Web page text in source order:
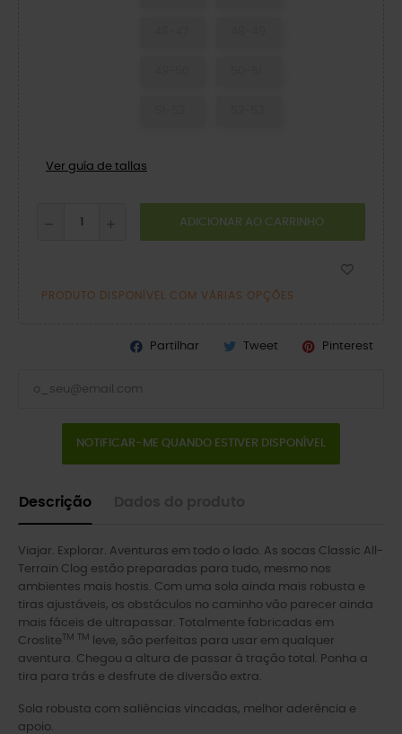
Ver guía de tallas
ADICIONAR AO CARRINHO
PRODUTO DISPONÍVEL COM VÁRIAS OPÇÕES
Partilhar Tweet Pinterest
NOTIFICAR-ME QUANDO ESTIVER DISPONÍVEL
Descrição
Viajar. Explorar. Aventuras em todo o lado. As socas Classic All-
Terrain Clog estão preparadas para tudo, mesmo nos
ambientes mais hostis. Com uma sola ainda mais robusta e
tiras ajustáveis, os obstáculos no caminho vão parecer ainda
mais fáceis de ultrapassar. Totalmente fabricadas em
CrosliteTM TM
leve, são perfeitas para usar em qualquer
aventura. Chegou a altura de passar à tração total. Ponha a
tira para trás e desfrute de diversão extra.
Sola robusta com saliências vincadas, melhor aderência e
apoio.